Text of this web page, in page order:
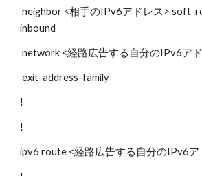
neighbor <相手のIPv6アドレス> soft-reconfiguration
inbound
network <経路広告する自分のIPv6ア
exit-address-family
!
!
ipv6 route <経路広告する自分のIPv6ア